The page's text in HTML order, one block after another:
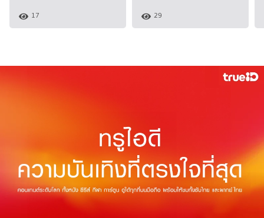
17 29